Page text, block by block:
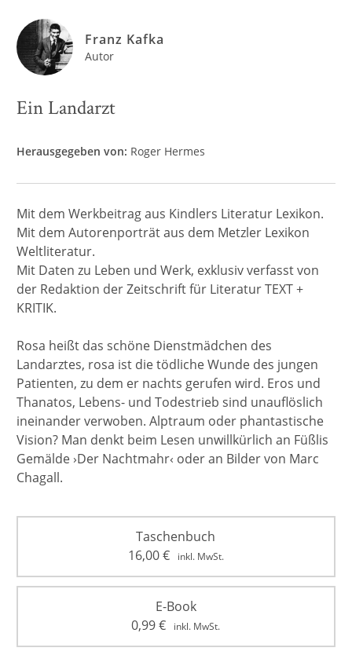
Franz Kafka
Autor
Ein Landarzt
Herausgegeben von: Roger Hermes
Mit dem Werkbeitrag aus Kindlers Literatur Lexikon.
Mit dem Autorenporträt aus dem Metzler Lexikon
Weltliteratur.
Mit Daten zu Leben und Werk, exklusiv verfasst von
der Redaktion der Zeitschrift für Literatur TEXT +
KRITIK.
Rosa heißt das schöne Dienstmädchen des
Landarztes, rosa ist die tödliche Wunde des jungen
Patienten, zu dem er nachts gerufen wird. Eros und
Thanatos, Lebens- und Todestrieb sind unauflöslich
ineinander verwoben. Alptraum oder phantastische
Vision? Man denkt beim Lesen unwillkürlich an Füßlis
Gemälde ›Der Nachtmahr‹ oder an Bilder von Marc
Chagall.
Taschenbuch
16,00€ inkl. MwSt.
E-Book
0,99€ inkl. MwSt.